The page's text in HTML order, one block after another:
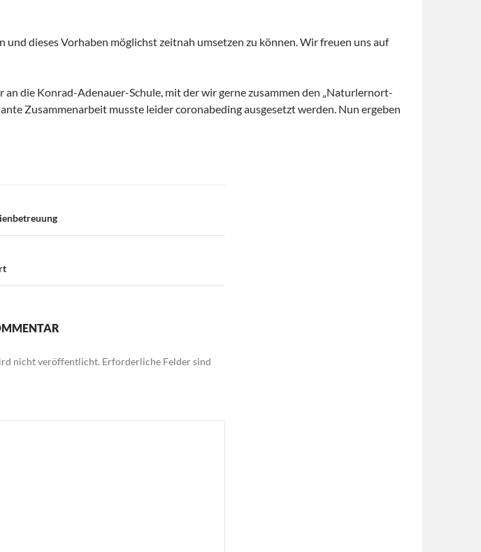
dieses Vorhaben möglichst zeitnah umsetzen zu können. Wir freuen uns auf
die Konrad-Adenauer-Schule, mit der wir gerne zusammen den „Naturlernort-
Zusammenarbeit musste leider coronabeding ausgesetzt werden. Nun ergeben
nicht veröffentlicht. Erforderliche Felder sind